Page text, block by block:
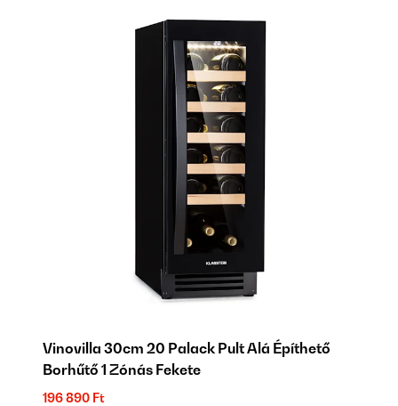
Vinovilla 30cm 20 Palack Pult Alá Építhető
Borhűtő 1 Zónás Fekete
196 890 Ft